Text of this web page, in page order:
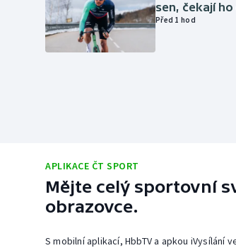
sen, čekají
Před 1 hod
APLIKACE ČT SPORT
Mějte celý sportovní
obrazovce.
S mobilní aplikací, HbbTV a apkou